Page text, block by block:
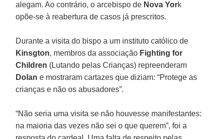
alegam. Ao contrário, o arcebispo de Nova York
opõe-se à reabertura de casos já prescritos.
Durante a visita do bispo a um instituto católico de
Kinsgton, membros da associação Fighting for
Children (Lutando pelas Crianças) repreenderam
Dolan e mostraram cartazes que diziam: “Protege as
crianças e não os abusadores”.
“Não seria uma visita se não houvesse manifestantes:
na maioria das vezes não sei o que querem”, foi a